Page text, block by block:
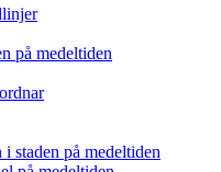
på medeltiden
staden på medeltiden